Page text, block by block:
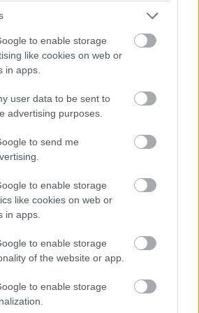
to enable storage
like cookies on web or
in apps.
user data to be sent to
advertising purposes.
to send me
to enable storage
like cookies on web or
in apps.
to enable storage
of the website or app.
to enable storage
(X)
#ajándék #telefon
ami táncol is